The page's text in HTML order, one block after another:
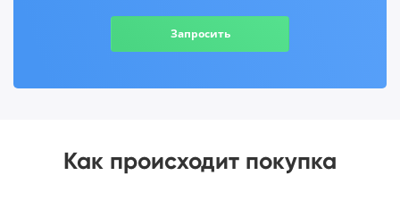
Запросить
Как происходит покупка